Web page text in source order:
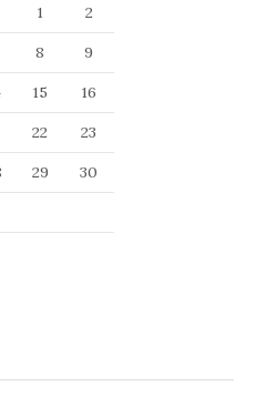
1
2
8
9
15
16
22
23
29
30